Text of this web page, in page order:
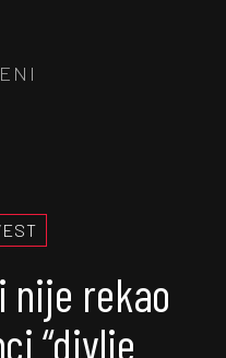
nije rekao
“divlje